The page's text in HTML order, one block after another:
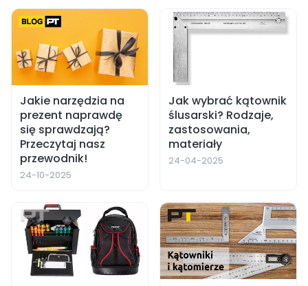
Jakie narzędzia na
prezent naprawdę
się sprawdzają?
Przeczytaj nasz
przewodnik!
24-10-2025
Jak wybrać kątownik
ślusarski? Rodzaje,
zastosowania,
materiały
24-04-2025